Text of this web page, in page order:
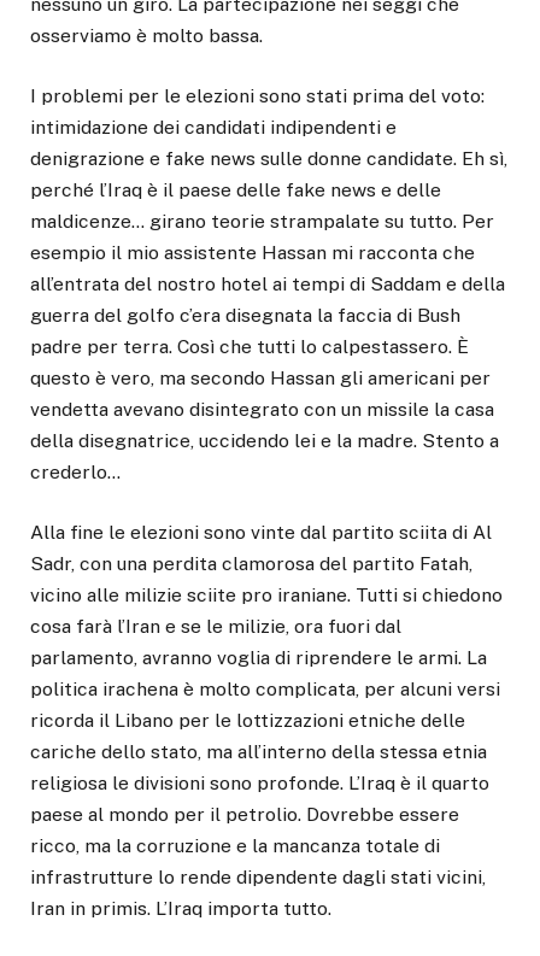
osserviamo è molto bassa.
I problemi per le elezioni sono stati prima del voto:
intimidazione dei candidati indipendenti e
denigrazione e fake news sulle donne candidate. Eh sì,
perché l’Iraq è il paese delle fake news e delle
maldicenze… girano teorie strampalate su tutto. Per
esempio il mio assistente Hassan mi racconta che
all’entrata del nostro hotel ai tempi di Saddam e della
guerra del golfo c’era disegnata la faccia di Bush
padre per terra. Così che tutti lo calpestassero. È
questo è vero, ma secondo Hassan gli americani per
vendetta avevano disintegrato con un missile la casa
della disegnatrice, uccidendo lei e la madre. Stento a
crederlo…
Alla fine le elezioni sono vinte dal partito sciita di Al
Sadr, con una perdita clamorosa del partito Fatah,
vicino alle milizie sciite pro iraniane. Tutti si chiedono
cosa farà l’Iran e se le milizie, ora fuori dal
parlamento, avranno voglia di riprendere le armi. La
politica irachena è molto complicata, per alcuni versi
ricorda il Libano per le lottizzazioni etniche delle
cariche dello stato, ma all’interno della stessa etnia
religiosa le divisioni sono profonde. L’Iraq è il quarto
paese al mondo per il petrolio. Dovrebbe essere
ricco, ma la corruzione e la mancanza totale di
infrastrutture lo rende dipendente dagli stati vicini,
Iran in primis. L’Iraq importa tutto.